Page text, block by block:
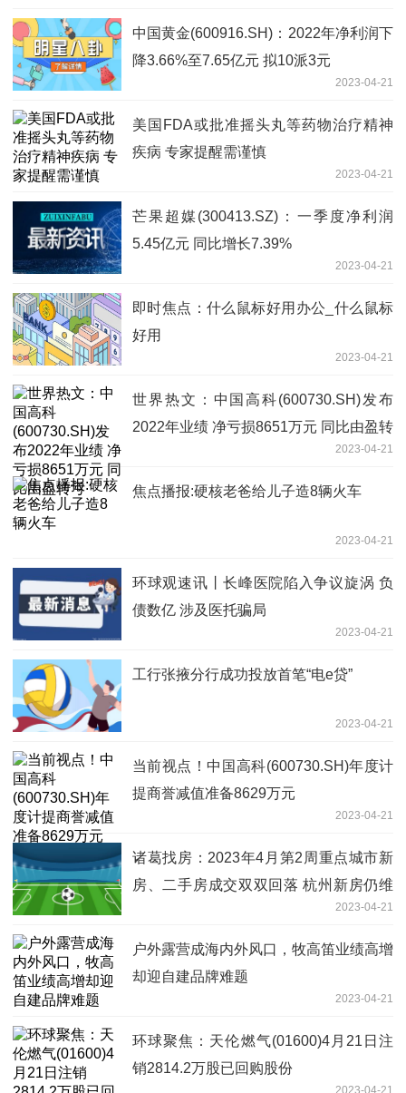
中国黄金(600916.SH)：2022年净利润下
降3.66%至7.65亿元 拟10派3元
2023-04-21
美国FDA或批准摇头丸等药物治疗精神
疾病 专家提醒需谨慎
2023-04-21
芒果超媒(300413.SZ)：一季度净利润
5.45亿元 同比增长7.39%
2023-04-21
即时焦点：什么鼠标好用办公_什么鼠标
好用
2023-04-21
世界热文：中国高科(600730.SH)发布
2022年业绩 净亏损8651万元 同比由盈转
2023-04-21
焦点播报:硬核老爸给儿子造8辆火车
2023-04-21
环球观速讯丨长峰医院陷入争议旋涡 负
债数亿 涉及医托骗局
2023-04-21
工行张掖分行成功投放首笔“电e贷”
2023-04-21
当前视点！中国高科(600730.SH)年度计
提商誉减值准备8629万元
2023-04-21
诸葛找房：2023年4月第2周重点城市新
房、二手房成交双双回落 杭州新房仍维
2023-04-21
户外露营成海内外风口，牧高笛业绩高增
却迎自建品牌难题
2023-04-21
环球聚焦：天伦燃气(01600)4月21日注
销2814.2万股已回购股份
2023-04-21